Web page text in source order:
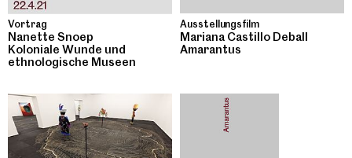
Vortrag
Nanette Snoep
Koloniale Wunde und
ethnologische Museen
Ausstellungsfilm
Mariana Castillo Deball
Amarantus